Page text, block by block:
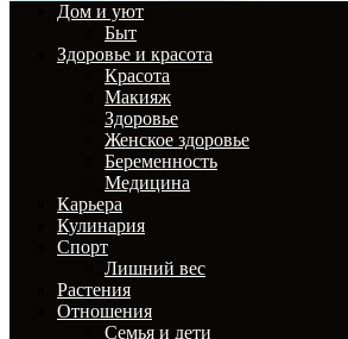
Дом и уют
Быт
Здоровье и красота
Красота
Макияж
Здоровье
Женское здоровье
Беременность
Медицина
Карьера
Кулинария
Спорт
Лишний вес
Растения
Отношения
Семья и дети